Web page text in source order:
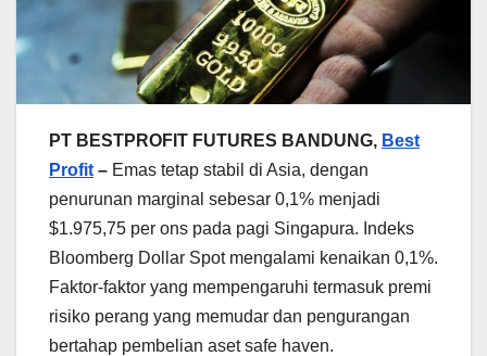
PT BESTPROFIT FUTURES BANDUNG, Best
Profit – Emas tetap stabil di Asia, dengan
penurunan marginal sebesar 0,1% menjadi
$1.975,75 per ons pada pagi Singapura. Indeks
Bloomberg Dollar Spot mengalami kenaikan 0,1%.
Faktor-faktor yang mempengaruhi termasuk premi
risiko perang yang memudar dan pengurangan
bertahap pembelian aset safe haven.